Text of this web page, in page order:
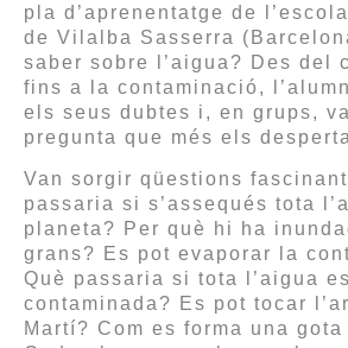
pla d’aprenentatge de
de Vilalba Sasserra
saber sobre l’aigua? Des del
fins a la contaminació,
els seus dubtes i, en grups,
pregunta que més els
Van sorgir qüestions
passaria si s’assequés tota
planeta? Per què hi ha
grans? Es pot evaporar la
Què passaria si tota l’aigua
contaminada? Es pot tocar
Martí? Com es forma una